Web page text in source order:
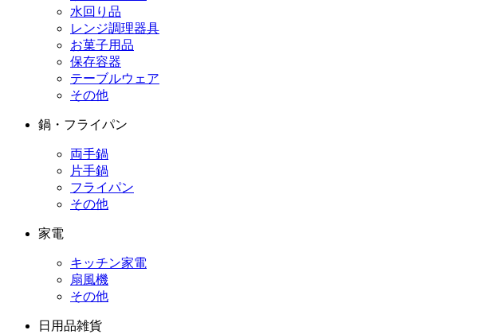
水回り品
レンジ調理器具
お菓子用品
保存容器
テーブルウェア
その他
鍋・フライパン
両手鍋
片手鍋
フライパン
その他
家電
キッチン家電
扇風機
その他
日用品雑貨